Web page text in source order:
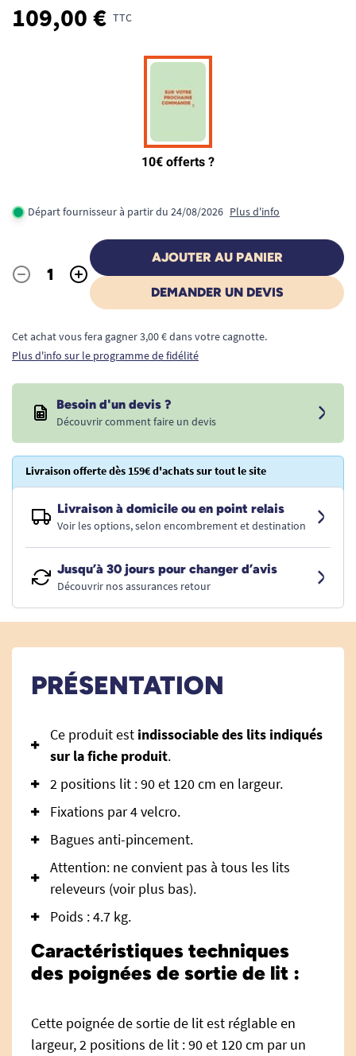
109,00 € TTC
Départ fournisseur à partir du 24/08/2026 Plus d'info
Quantité
- +
AJOUTER AU PANIER
DEMANDER UN DEVIS
Cet achat vous fera gagner 3,00 € dans votre cagnotte.
Plus d'info sur le programme de fidélité
Besoin d'un devis ?
Découvrir comment faire un devis
Livraison offerte dès 159€ d'achats sur tout le site
Livraison à domicile ou en point relais
Voir les options, selon encombrement et destination
Jusqu’à 30 jours pour changer d’avis
Découvrir nos assurances retour
PRÉSENTATION
Ce produit est indissociable des lits indiqués
sur la fiche produit.
2 positions lit : 90 et 120 cm en largeur.
Fixations par 4 velcro.
Bagues anti-pincement.
Attention: ne convient pas à tous les lits
releveurs (voir plus bas).
Poids : 4.7 kg.
Caractéristiques techniques
des poignées de sortie de lit :
Cette poignée de sortie de lit est réglable en
largeur, 2 positions de lit : 90 et 120 cm par un